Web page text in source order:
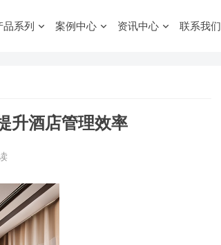
系列 案例中心 资讯中心 联系我们
升酒店管理效率